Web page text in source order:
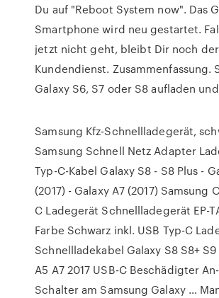
Du auf "Reboot System now". Das
Smartphone wird neu gestartet.
jetzt nicht geht, bleibt Dir noch
Kundendienst. Zusammenfassung.
Galaxy S6, S7 oder S8 aufladen
Samsung Kfz-Schnellladegerät,
Samsung Schnell Netz Adapter
Typ-C-Kabel Galaxy S8 - S8 Plus -
(2017) - Galaxy A7 (2017) Samsung
C Ladegerät Schnellladegerät EP-
Farbe Schwarz inkl. USB Typ-C
Schnellladekabel Galaxy S8 S8+ S9
A5 A7 2017 USB-C Beschädigter
Schalter am Samsung Galaxy …